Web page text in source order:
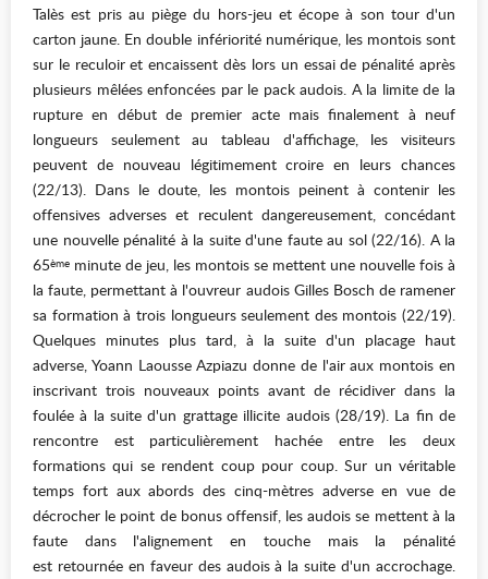
Talès est pris au piège du hors-jeu et écope à son tour d'un
carton jaune. En double infériorité numérique, les montois sont
sur le reculoir et encaissent dès lors un essai de pénalité après
plusieurs mêlées enfoncées par le pack audois. A la limite de la
rupture en début de premier acte mais finalement à neuf
longueurs seulement au tableau d'affichage, les visiteurs
peuvent de nouveau légitimement croire en leurs chances
(22/13). Dans le doute, les montois peinent à contenir les
offensives adverses et reculent dangereusement, concédant
une nouvelle pénalité à la suite d'une faute au sol (22/16). A la
65ème minute de jeu, les montois se mettent une nouvelle fois à
la faute, permettant à l'ouvreur audois Gilles Bosch de ramener
sa formation à trois longueurs seulement des montois (22/19).
Quelques minutes plus tard, à la suite d'un placage haut
adverse, Yoann Laousse Azpiazu donne de l'air aux montois en
inscrivant trois nouveaux points avant de récidiver dans la
foulée à la suite d'un grattage illicite audois (28/19). La fin de
rencontre est particulièrement hachée entre les deux
formations qui se rendent coup pour coup. Sur un véritable
temps fort aux abords des cinq-mètres adverse en vue de
décrocher le point de bonus offensif, les audois se mettent à la
faute dans l'alignement en touche mais la pénalité
est retournée en faveur des audois à la suite d'un accrochage.